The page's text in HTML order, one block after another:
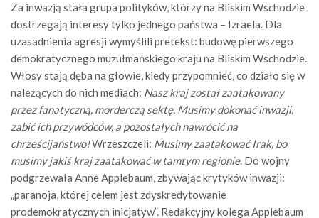
Za inwazją stała grupa polityków, którzy na Bliskim Wschodzie
dostrzegają interesy tylko jednego państwa – Izraela. Dla
uzasadnienia agresji wymyślili pretekst: budowę pierwszego
demokratycznego muzułmańskiego kraju na Bliskim Wschodzie.
Włosy stają dęba na głowie, kiedy przypomnieć, co działo się w
należących do nich mediach: Nasz kraj został zaatakowany
przez fanatyczną, morderczą sektę. Musimy dokonać inwazji,
zabić ich przywódców, a pozostałych nawrócić na
chrześcijaństwo!Wrzeszczeli: Musimy zaatakować Irak, bo
musimy jakiś kraj zaatakować w tamtym regionie. Do wojny
podgrzewała Anne Applebaum, zbywając krytyków inwazji:
„paranoja, której celem jest zdyskredytowanie
prodemokratycznych inicjatyw”. Redakcyjny kolega Applebaum